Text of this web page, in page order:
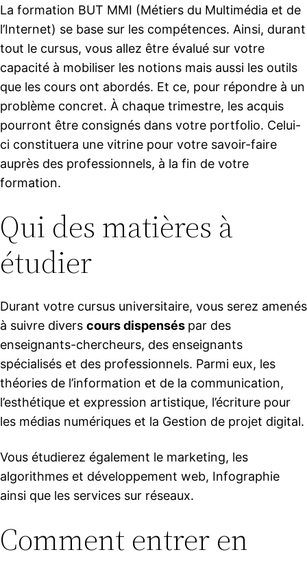
La formation BUT MMI (Métiers du Multimédia et de
l’Internet) se base sur les compétences. Ainsi, durant
tout le cursus, vous allez être évalué sur votre
capacité à mobiliser les notions mais aussi les outils
que les cours ont abordés. Et ce, pour répondre à un
problème concret. À chaque trimestre, les acquis
pourront être consignés dans votre portfolio. Celui-
ci constituera une vitrine pour votre savoir-faire
auprès des professionnels, à la fin de votre
formation.
Qui des matières à
étudier
Durant votre cursus universitaire, vous serez amenés
à suivre divers cours dispensés par des
enseignants-chercheurs, des enseignants
spécialisés et des professionnels. Parmi eux, les
théories de l’information et de la communication,
l’esthétique et expression artistique, l’écriture pour
les médias numériques et la Gestion de projet digital.
Vous étudierez également le marketing, les
algorithmes et développement web, Infographie
ainsi que les services sur réseaux.
Comment entrer en